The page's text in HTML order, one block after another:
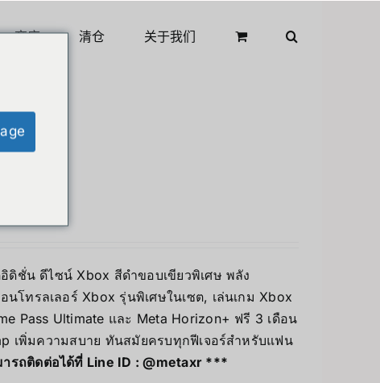
商店 清仓 关于我们
ดิชั่น ดีไซน์ Xbox สีดำขอบเขียวพิเศษ พลัง
โทรลเลอร์ Xbox รุ่นพิเศษในเซต, เล่นเกม Xbox
Pass Ultimate และ Meta Horizon+ ฟรี 3 เดือน
เพิ่มความสบาย ทันสมัยครบทุกฟีเจอร์สำหรับแฟน
รถติดต่อได้ที่ Line ID :@metaxr ***